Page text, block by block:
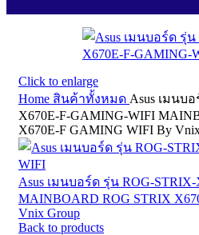
Click to enlarge
Home สินค้าทั้งหมด Asus เมนบ
X670E-F-GAMING-WIFI
X670E-F GAMING WIFI By
Asus เมนบอร์ด รุ่น ROG-
MAINBOARD ROG STRIX
Vnix Group
Back to products